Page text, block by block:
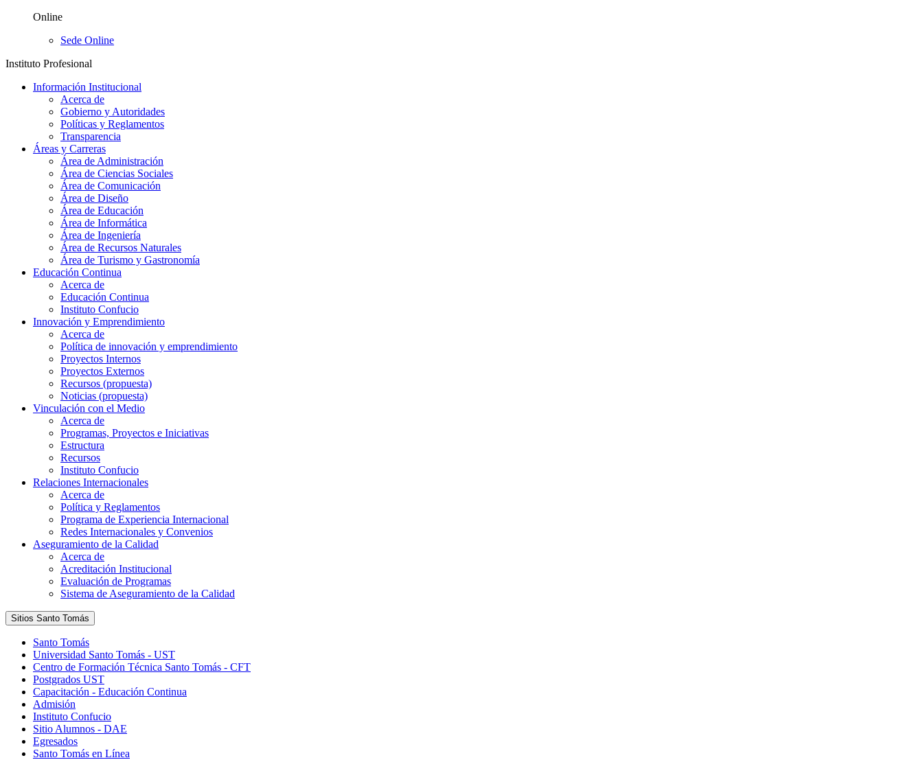
Online
Sede Online
Instituto Profesional
Información Institucional
Acerca de
Gobierno y Autoridades​
Políticas y Reglamentos​
Transparencia
Áreas y Carreras
Área de Administración
Área de Ciencias Sociales
Área de Comunicación
Área de Diseño
Área de Educación
Área de Informática
Área de Ingeniería
Área de Recursos Naturales
Área de Turismo y Gastronomía
Educación Continua
Acerca de
Educación Continua
Instituto Confucio
Innovación y Emprendimiento
Acerca de
Política de innovación y emprendimiento
Proyectos Internos
Proyectos Externos
Recursos (propuesta)
Noticias (propuesta)
Vinculación con el Medio
Acerca de
Programas, Proyectos e Iniciativas
Estructura
Recursos
Instituto Confucio
Relaciones Internacionales
Acerca de
Política y Reglamentos
Programa de Experiencia Internacional
Redes Internacionales y Convenios
Aseguramiento de la Calidad
Acerca de
Acreditación Institucional
Evaluación de Programas
Sistema de Aseguramiento de la Calidad
Sitios Santo Tomás
Santo Tomás
Universidad Santo Tomás - UST
Centro de Formación Técnica Santo Tomás - CFT
Postgrados UST
Capacitación - Educación Continua
Admisión
Instituto Confucio
Sitio Alumnos - DAE
Egresados
Santo Tomás en Línea